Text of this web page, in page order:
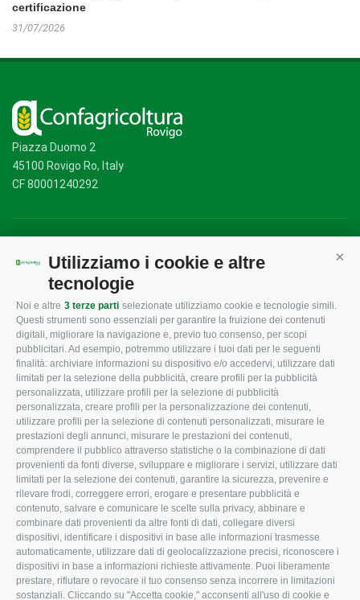
Utilizziamo i cookie e altre
tecnologie
Noi e altre 3 terze parti selezionate utilizziamo cookie e tecnologie simili.
Questi strumenti sono essenziali per garantire la fruizione dei contenuti
digitali, migliorare la navigazione e, previo tuo consenso, per scopi
pubblicitari. Ad esempio, potremmo utilizzare i tuoi dati per le seguenti
finalità: archiviare informazioni su dispositivo e/o accedervi, utilizzare dati
limitati per la selezione della pubblicità, creare profili per la pubblicità
personalizzata, utilizzare profili per la selezione di pubblicità
personalizzata, creare profili per la personalizzazione dei contenuti,
utilizzare profili per la selezione di contenuti personalizzati, misurare le
prestazioni degli annunci, misurare le prestazioni dei contenuti,
comprendere il pubblico attraverso statistiche o la combinazione di dati
provenienti da fonti diverse, sviluppare e migliorare i servizi, utilizzare dati
limitati per la selezione dei contenuti, garantire la sicurezza, prevenire e
rilevare frodi, correggere errori, erogare e presentare pubblicità e
contenuto, salvare e comunicare le scelte sulla privacy, abbinare e
combinare dati provenienti da altre fonti di dati, collegare diversi
dispositivi, identificare i dispositivi in base alle informazioni trasmesse
automaticamente, utilizzare dati di geolocalizzazione precisi, riconoscere i
dispositivi in base a informazioni richieste attivamente. Puoi liberamente
prestare, rifiutare o revocare il tuo consenso senza incorrere in limitazioni
sostanziali. Cliccando su "Accetta cookie," acconsenti all'uso di cookie e
certificazione
31/07/2026
Piazza Duomo 2
45100 Rovigo Ro, Italy
CF 80001240292
CONFAGRICOLTURA
ROVIGO
L'Associazione
Missione e Progetto
Organigramma aziendale
I Nostri Servizi
Uffici della Sede
provinciale
Le Sedi di Zona
Agricoltori S.r.l.
Whistleblowing
Confagricoltura Rovigo e
Agricoltori srl
CONFAGRICOLTURA
INFORMA
Tecnico
Fiscale
Lavoro
Ambiente
Associazione
CONFAGRICOLTURA
ATTIVA
Notizie in evidenza
Eventi
Comunicati Stampa